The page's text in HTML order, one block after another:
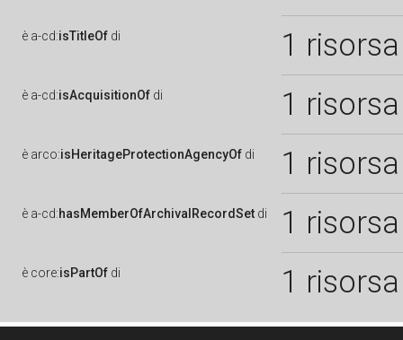
è a-cd:isTitleOf di 1 risorsa
è a-cd:isAcquisitionOf di 1 risorsa
è arco:isHeritageProtectionAgencyOf di 1 risorsa
è a-cd:hasMemberOfArchivalRecordSet di 1 risorsa
è core:isPartOf di 1 risorsa